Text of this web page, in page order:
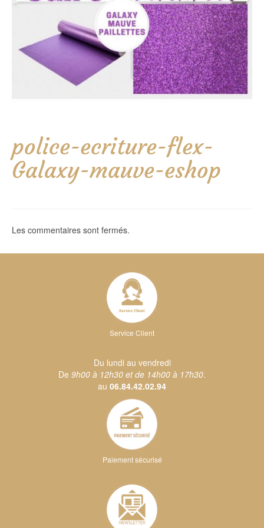
police-ecriture-flex-
Galaxy-mauve-eshop
Les commentaires sont fermés.
Service Client
Du lundi au vendredi
De 9h00 à 12h30 et de 14h00 à 17h30.
au 06.84.42.02.94
Paiement sécurisé